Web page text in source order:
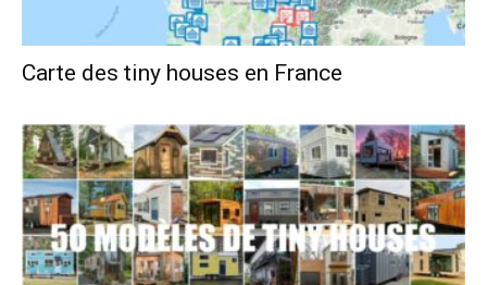
Carte des tiny houses en France